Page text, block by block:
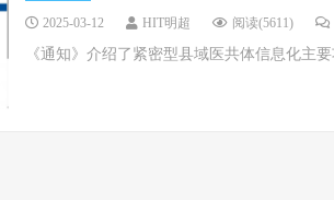
2025-03-12 HIT明超 阅读(5611)
《通知》介绍了紧密型县域医共体信息化主